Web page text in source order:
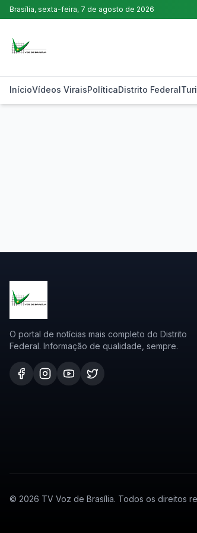
Brasília, sexta-feira, 7 de agosto de 2026
InícioVídeos ViraisPolíticaDistrito Federal
O portal de notícias mais completo do Distrito
Federal. Informação de qualidade, sempre.
© 2026 TV Voz de Brasília. Todos os direitos